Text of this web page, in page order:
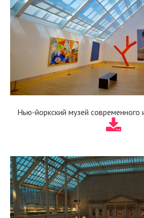
Нью-йоркский музей современного